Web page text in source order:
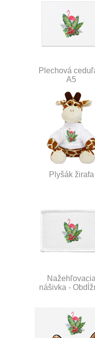
Plechová
A5
Plyšák žirafa
Nažehľovacia
nášivka -